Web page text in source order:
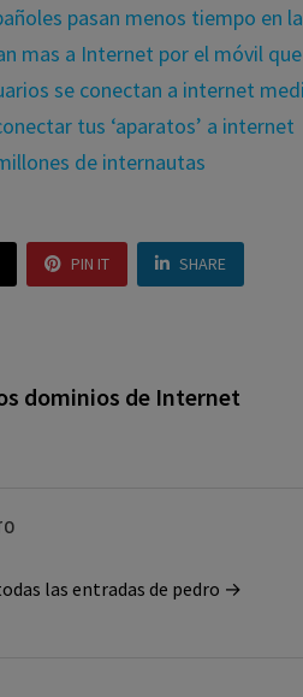
pasan menos tiempo en
mas a Internet por el móvil
se conectan a internet
tus ‘aparatos’ a internet
de internautas
PIN IT SHARE
dominios de Internet
las entradas de pedro →